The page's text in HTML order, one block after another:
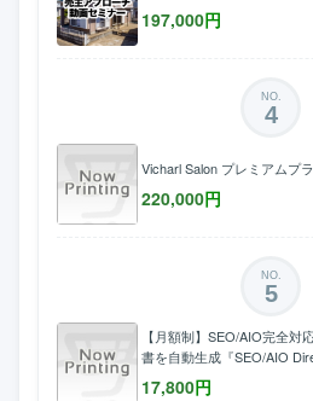
197,000円
NO.
4
Vicharl Salon プレミアムプ
220,000円
NO.
5
【月額制】SEO/AIO完全
書を自動生成『SEO/AIO
17,800円